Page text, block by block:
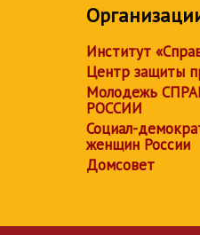
Институт
Центр защиты
Молодежь
РОССИИ
Социал-
женщин России
Домсовет